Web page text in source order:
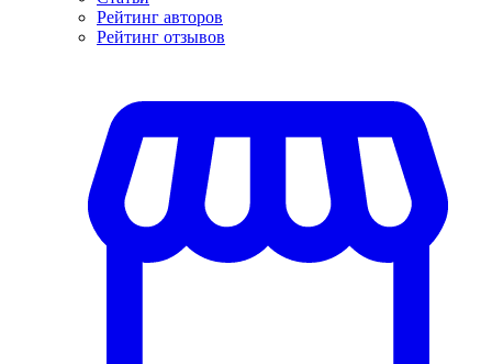
Рейтинг авторов
Рейтинг отзывов